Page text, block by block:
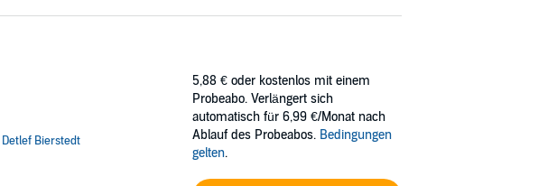
Detlef Bierstedt
5,88 € oder kostenlos mit einem
Probeabo. Verlängert sich
automatisch für 6,99 €/Monat nach
Ablauf des Probeabos. Bedingungen
gelten.